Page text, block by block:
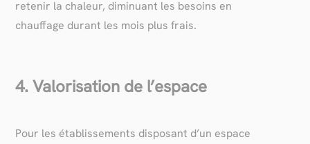
retenir la chaleur, diminuant les besoins en
chauffage durant les mois plus frais.
4. Valorisation de l’espace
Pour les établissements disposant d’un espace